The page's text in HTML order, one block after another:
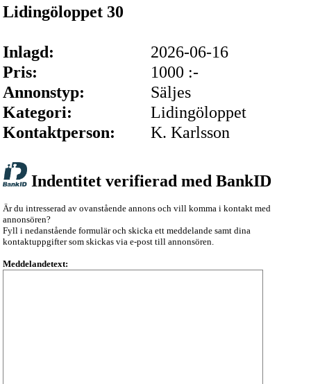
Lidingöloppet 30
Inlagd:
2026-06-16
Pris:
1000 :-
Annonstyp:
Säljes
Kategori:
Lidingöloppet
Kontaktperson:
K. Karlsson
Indentitet verifierad med BankID
Är du intresserad av ovanstående annons och vill komma i kontakt med
annonsören?
Fyll i nedanstående formulär och skicka ett meddelande samt dina
kontaktuppgifter som skickas via e-post till annonsören.
Meddelandetext: